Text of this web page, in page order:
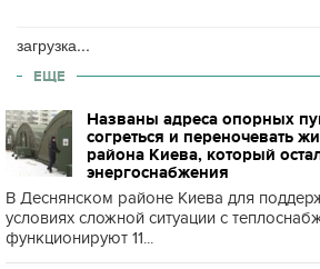
загрузка...
ЕЩЕ
Названы адреса опорных
согреться и переночевать
района Киева, который
энергоснабжения
В Деснянском районе Киева для
условиях сложной ситуации с
функционируют 11...